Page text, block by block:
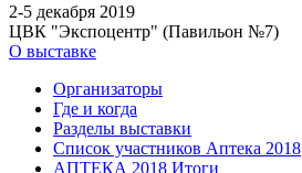
2-5 декабря 2019
ЦВК "Экспоцентр" (Павильон №7)
О выставке
Организаторы
Где и когда
Разделы выставки
Список участников Аптека 2018
АПТЕКА 2018 Итоги